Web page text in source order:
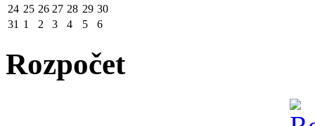
24 25 26 27 28 29 30
31 1 2 3 4 5 6
Rozpočet